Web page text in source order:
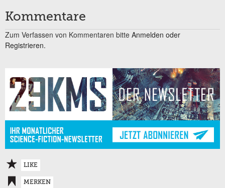
Kommentare
Zum Verfassen von Kommentaren bitte Anmelden oder
Registrieren.
LIKE
MERKEN